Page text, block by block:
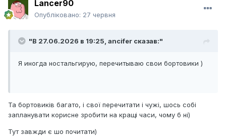
Lancer90
Опубліковано: 27 червня
"В 27.06.2026 в 19:25, ancifer сказав:"
Я иногда ностальгирую, перечитываю свои бортовики )
Та бортовиків багато, і свої перечитати і чужі, шось собі
запланувати корисне зробити на кращі часи, чому б ні)
Тут завжди є шо почитати)